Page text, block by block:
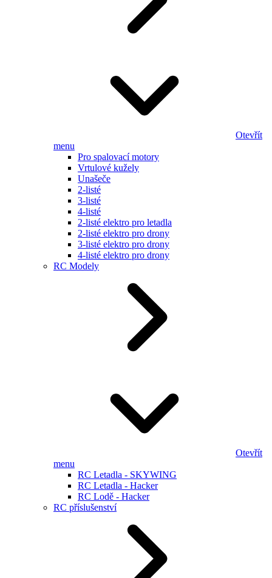
Otevřít
menu
Pro spalovací motory
Vrtulové kužely
Unašeče
2-listé
3-listé
4-listé
2-listé elektro pro letadla
2-listé elektro pro drony
3-listé elektro pro drony
4-listé elektro pro drony
RC Modely
Otevřít
menu
RC Letadla - SKYWING
RC Letadla - Hacker
RC Lodě - Hacker
RC příslušenství